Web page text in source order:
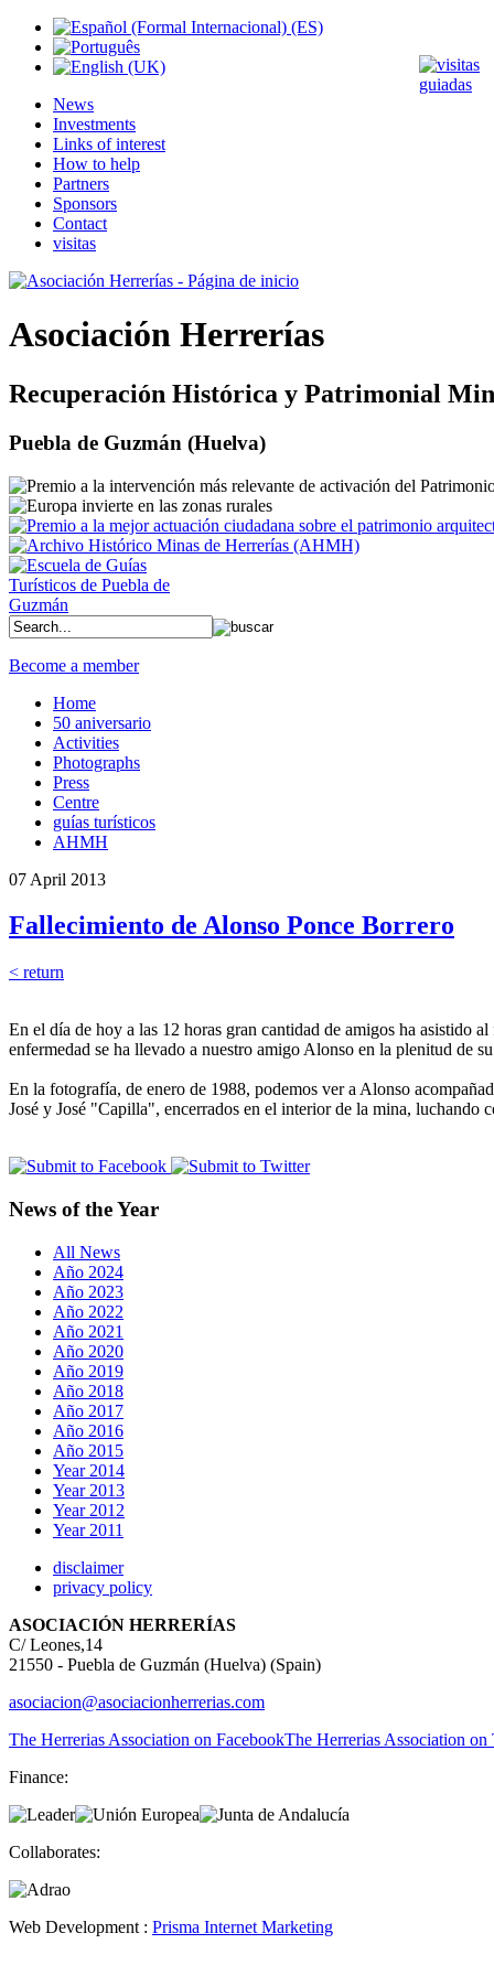
News
Investments
Links of interest
How to help
Partners
Sponsors
Contact
visitas
Asociación Herrerías
Recuperación Histórica y Patrimonial
Puebla de Guzmán (Huelva)
Become a member
Home
50 aniversario
Activities
Photographs
Press
Centre
guías turísticos
AHMH
07 April 2013
Fallecimiento de Alonso Ponce Borrero
< return
En el día de hoy a las 12 horas gran cantidad de amigos ha asistido
enfermedad se ha llevado a nuestro amigo Alonso en la plenitud de
En la fotografía, de enero de 1988, podemos ver a Alonso
José y José "Capilla", encerrados en el interior de la mina, luchando
News of the Year
All News
Año 2024
Año 2023
Año 2022
Año 2021
Año 2020
Año 2019
Año 2018
Año 2017
Año 2016
Año 2015
Year 2014
Year 2013
Year 2012
Year 2011
disclaimer
privacy policy
ASOCIACIÓN HERRERÍAS
C/ Leones,14
21550 - Puebla de Guzmán (Huelva) (Spain)
asociacion@asociacionherrerias.com
The Herrerias Association on FacebookThe Herrerias Association on
Finance:
Collaborates:
Web Development : Prisma Internet Marketing